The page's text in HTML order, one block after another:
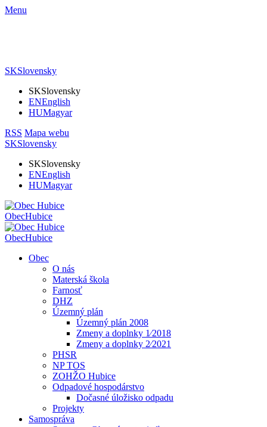
Menu
SKSlovensky
SKSlovensky
ENEnglish
HUMagyar
RSS Mapa webu
SKSlovensky
SKSlovensky
ENEnglish
HUMagyar
ObecHubice
ObecHubice
Obec
O nás
Materská škola
Farnosť
DHZ
Územný plán
Územný plán 2008
Zmeny a doplnky 1⁄2018
Zmeny a doplnky 2⁄2021
PHSR
NP TOS
ZOHŽO Hubice
Odpadové hospodárstvo
Dočasné úložisko odpadu
Projekty
Samospráva